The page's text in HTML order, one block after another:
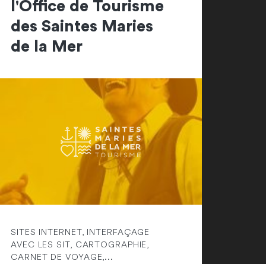
l'Office de Tourisme
des Saintes Maries
de la Mer
SITES INTERNET, INTERFAÇAGE
AVEC LES SIT, CARTOGRAPHIE,
CARNET DE VOYAGE,...